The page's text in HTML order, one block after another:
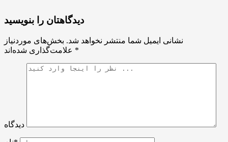
دیدگاهتان را بنویسید
نشانی ایمیل شما منتشر نخواهد شد. بخش‌های موردنیاز
*
دیدگاه